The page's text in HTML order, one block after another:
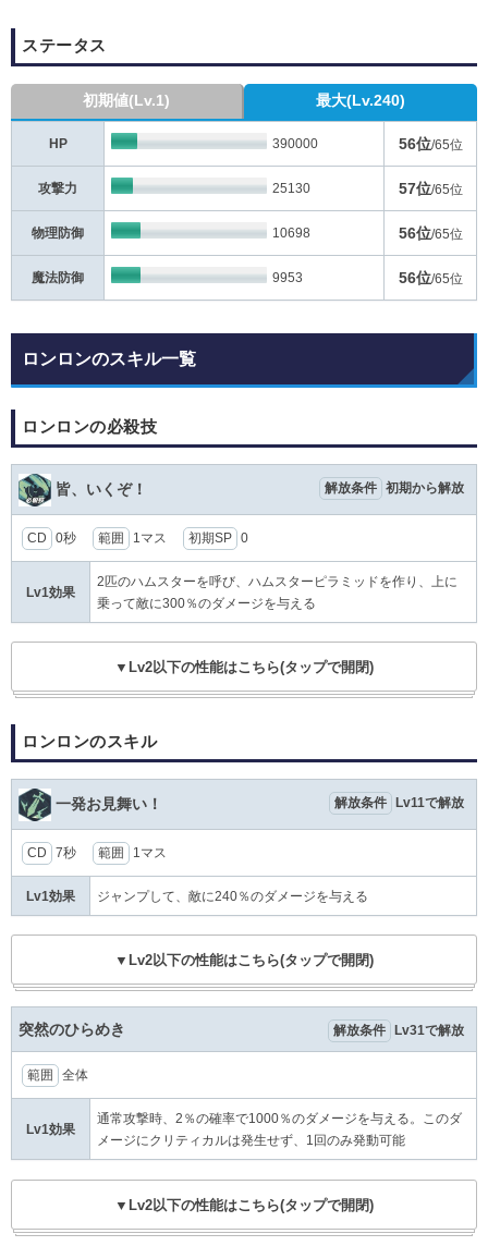
ステータス
初期値(Lv.1) 最大(Lv.240)
HP 390000 56位/65位
攻撃力 25130 57位/65位
物理防御 10698 56位/65位
魔法防御 9953 56位/65位
ロンロンのスキル一覧
ロンロンの必殺技
皆、いくぞ！ 解放条件 初期から解放
CD 0秒 範囲 1マス 初期SP 0
Lv1効果
2匹のハムスターを呼び、ハムスターピラミッドを作り、上に
乗って敵に300％のダメージを与える
▼Lv2以下の性能はこちら(タップで開閉)
ロンロンのスキル
一発お見舞い！ 解放条件 Lv11で解放
CD 7秒 範囲 1マス
Lv1効果 ジャンプして、敵に240％のダメージを与える
▼Lv2以下の性能はこちら(タップで開閉)
突然のひらめき 解放条件 Lv31で解放
範囲 全体
Lv1効果
通常攻撃時、2％の確率で1000％のダメージを与える。このダ
メージにクリティカルは発生せず、1回のみ発動可能
▼Lv2以下の性能はこちら(タップで開閉)